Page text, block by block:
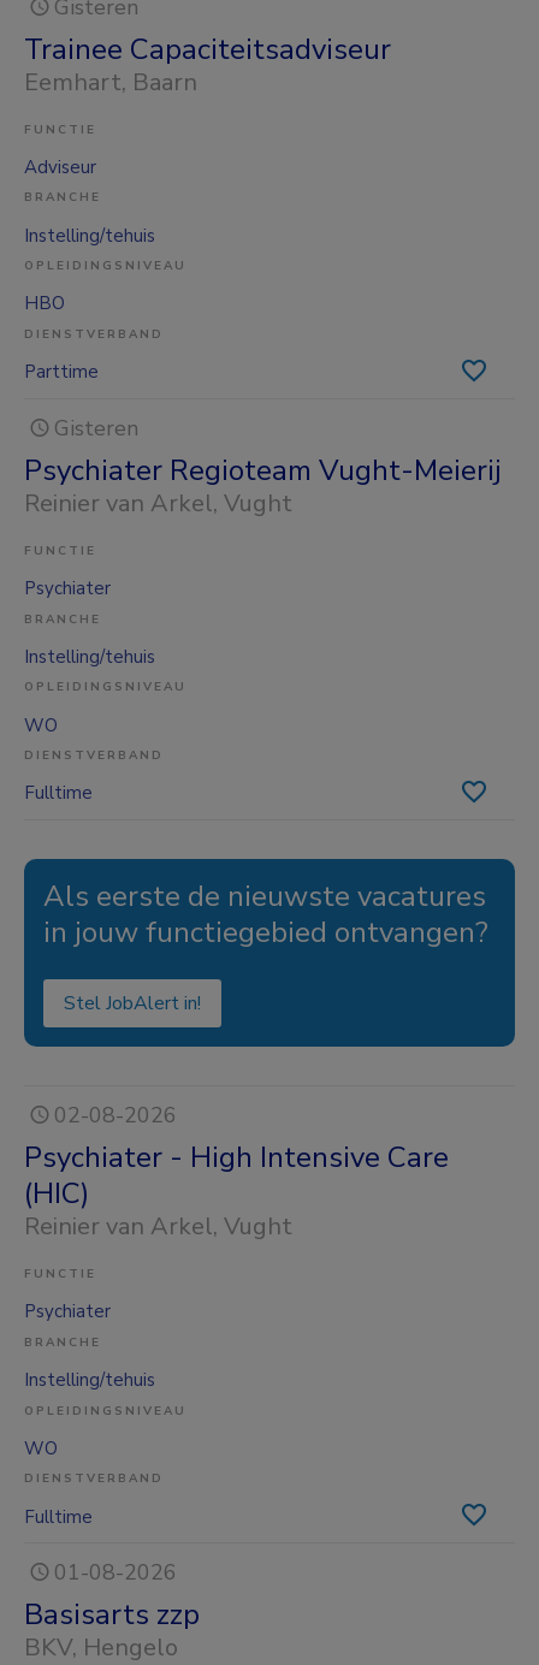
Gisteren
Trainee Capaciteitsadviseur
Eemhart, Baarn
FUNCTIE
Adviseur
BRANCHE
Instelling/tehuis
OPLEIDINGSNIVEAU
HBO
DIENSTVERBAND
Parttime
Gisteren
Psychiater Regioteam Vught-Meierij
Reinier van Arkel, Vught
FUNCTIE
Psychiater
BRANCHE
Instelling/tehuis
OPLEIDINGSNIVEAU
WO
DIENSTVERBAND
Fulltime
Als eerste de nieuwste vacatures
in jouw functiegebied ontvangen?
Stel JobAlert in!
02-08-2026
Psychiater - High Intensive Care
(HIC)
Reinier van Arkel, Vught
FUNCTIE
Psychiater
BRANCHE
Instelling/tehuis
OPLEIDINGSNIVEAU
WO
DIENSTVERBAND
Fulltime
01-08-2026
Basisarts zzp
BKV, Hengelo